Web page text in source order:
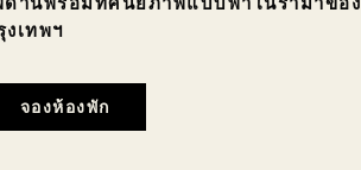
งเทพฯ
จองห้องพัก